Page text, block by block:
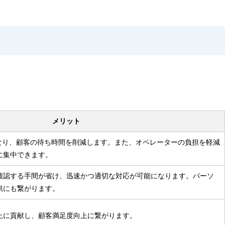
メリット
、顧客の待ち時間を削減します。また、オペレーターの負担を軽減
中できます。
する手間が省け、迅速かつ適切な対応が可能になります。パーソ
も繋がります。
貢献し、顧客満足度向上に繋がります。